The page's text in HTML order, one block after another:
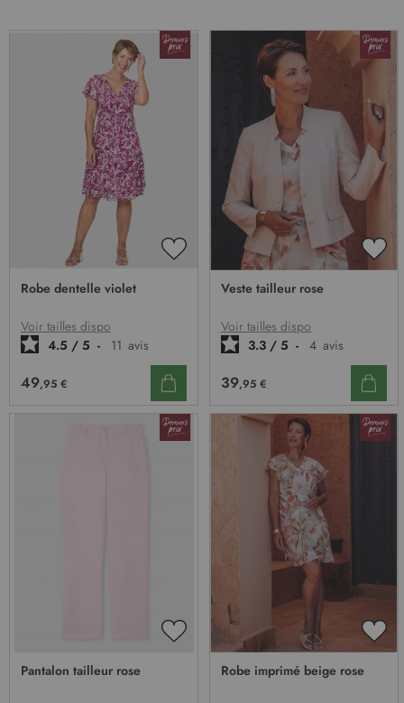
AJOUTER
D’ENVIE
Robe dentelle violet
Voir tailles dispo
4.5 / 5 - 11 avis
49,95 €
Veste tailleur rose
Voir tailles dispo
3.3 / 5 - 4 avis
39,95 €
AJOUTER
Pantalon tailleur rose Robe imprimé beige rose